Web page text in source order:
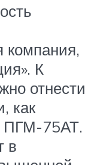
компания,
К
отнести
как
75АТ.
в